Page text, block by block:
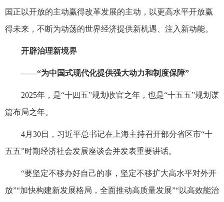
国正以开放的主动赢得改革发展的主动，以更高水平开放赢
得未来，不断为动荡的世界经济提供新机遇、注入新动能。
开辟治理新境界
——“为中国式现代化提供强大动力和制度保障”
2025年，是“十四五”规划收官之年，也是“十五五”规划谋
篇布局之年。
4月30日，习近平总书记在上海主持召开部分省区市“十
五五”时期经济社会发展座谈会并发表重要讲话。
“要坚定不移办好自己的事，坚定不移扩大高水平对外开
放”“加快构建新发展格局，全面推动高质量发展”“以高效能治